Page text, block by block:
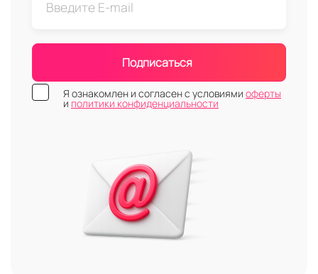
Подписаться
Я ознакомлен и согласен с условиями оферты
и политики конфиденциальности